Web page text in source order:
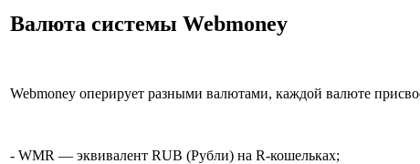
Валюта системы Webmoney
Webmoney оперирует разными валютами, каждой валюте
- WMR — эквивалент RUB (Рубли) на R-кошельках;